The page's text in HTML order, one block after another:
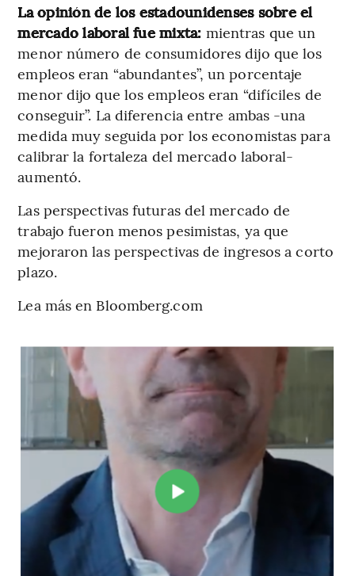
La opinión de los estadounidenses sobre el
mercado laboral fue mixta: mientras que un
menor número de consumidores dijo que los
empleos eran “abundantes”, un porcentaje
menor dijo que los empleos eran “difíciles de
conseguir”. La diferencia entre ambas -una
medida muy seguida por los economistas para
calibrar la fortaleza del mercado laboral-
aumentó.
Las perspectivas futuras del mercado de
trabajo fueron menos pesimistas, ya que
mejoraron las perspectivas de ingresos a corto
plazo.
Lea más en Bloomberg.com